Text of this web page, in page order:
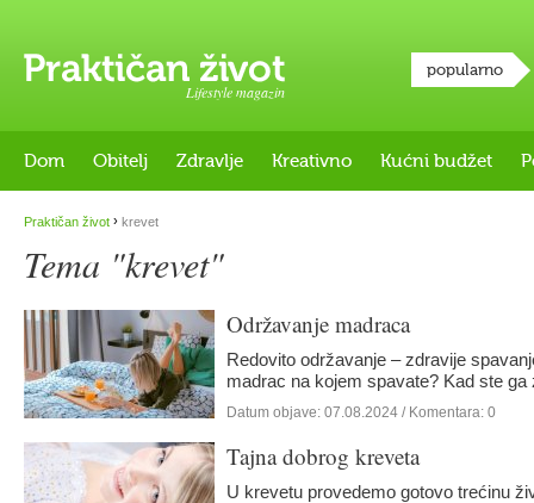
Lifestyle magazin
popularno
Dom Obitelj Zdravlje Kreativno Kućni budžet
Praktičan život › krevet
Tema "krevet"
Održavanje madraca
Redovito održavanje – zdravije
madrac na kojem spavate? Kad ste
Datum objave: 07.08.2024 / Komentara: 0
Tajna dobrog kreveta
U krevetu provedemo gotovo trećinu